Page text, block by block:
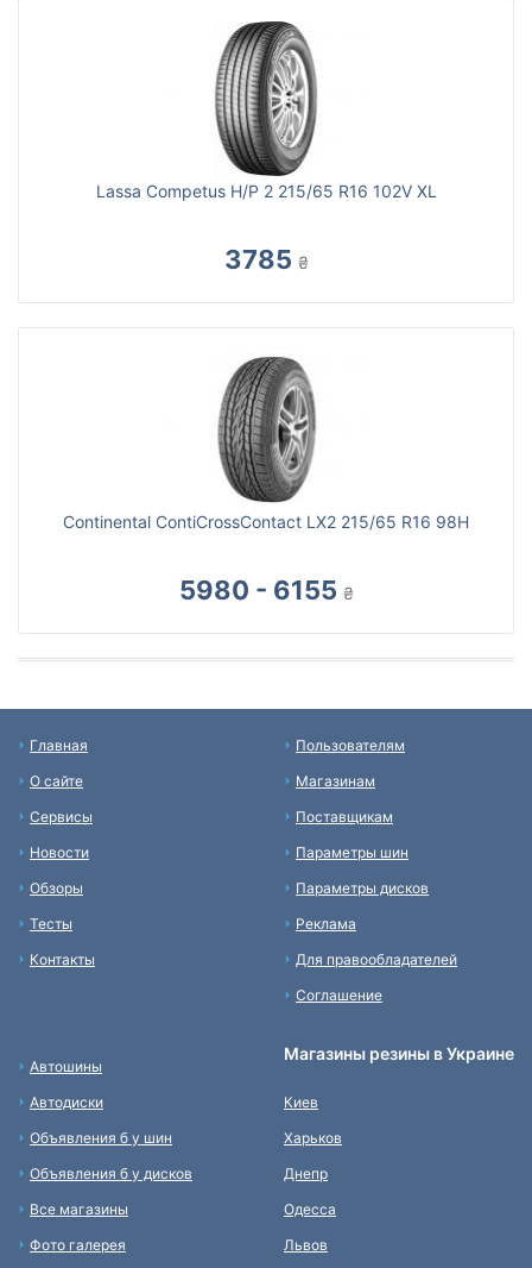
Lassa Competus H/P 2 215/65 R16 102V XL
3785 ₴
Continental ContiCrossContact LX2 215/65 R16 98H
5980 - 6155 ₴
Главная
О сайте
Сервисы
Новости
Обзоры
Тесты
Контакты
Пользователям
Магазинам
Поставщикам
Параметры шин
Параметры дисков
Реклама
Для правообладателей
Соглашение
Автошины
Автодиски
Объявления б у шин
Объявления б у дисков
Все магазины
Фото галерея
Магазины резины в Украине
Киев
Харьков
Днепр
Одесса
Львов